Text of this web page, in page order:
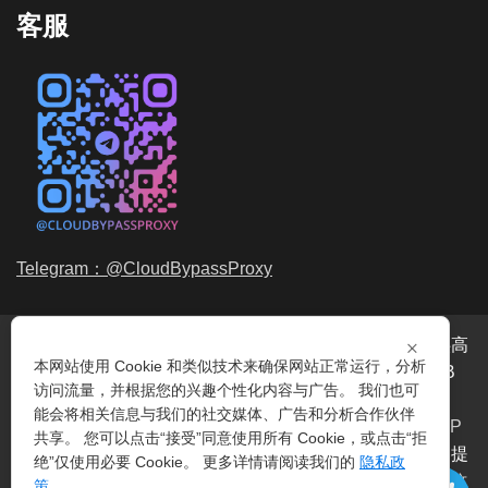
客服
Telegram：@CloudBypassProxy
代理服务提供商，我们提供高
品质、永不过期的动态代理IP池流量包，价格最低2元/GB
起。我们的IP资源包括超过3.5亿的动态住宅IP和机房IP，
覆盖全球200多个国家。支持HTTP代理IP 和 Socks5代理IP
协议，IP可用率超过99%。购买我们的服务即可享受穿云提
供的
指纹
×
本网站使用 Cookie 和类似技术来确保网站正常运行，分析
访问流量，并根据您的兴趣个性化内容与广告。 我们也可
能会将相关信息与我们的社交媒体、广告和分析合作伙伴
共享。 您可以点击“接受”同意使用所有 Cookie，或点击“拒
绝”仅使用必要 Cookie。 更多详情请阅读我们的 隐私政